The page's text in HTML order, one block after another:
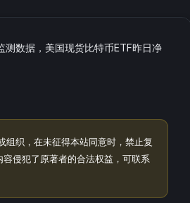
测数据，美国现货比特币ETF昨日净
组织，在未征得本站同意时，禁止复
侵犯了原著者的合法权益，可联系